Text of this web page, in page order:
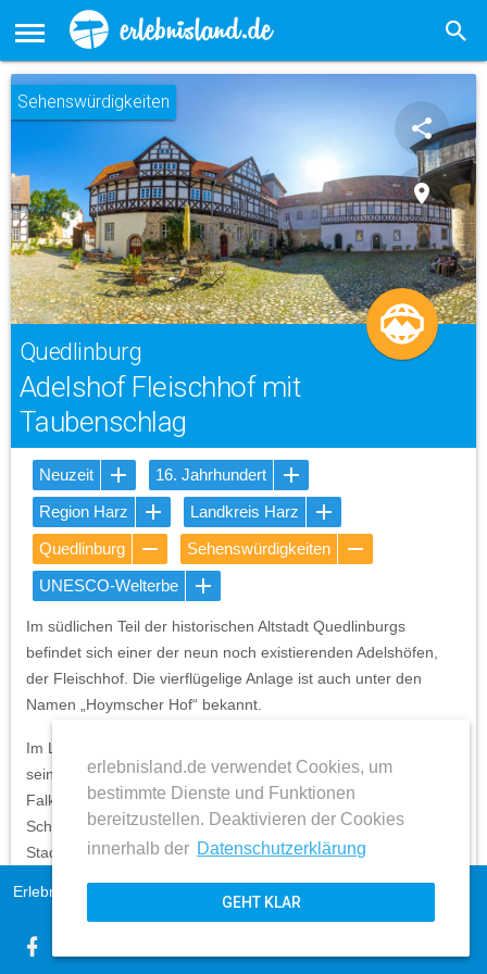
erlebnisland.de verwendet Cookies, um
bestimmte Dienste und Funktionen
bereitzustellen. Deaktivieren der Cookies
innerhalb der Datenschutzerklärung
GEHT KLAR
Sehenswürdigkeiten
Quedlinburg
Adelshof Fleischhof mit
Taubenschlag
share
place
Neuzeit
16. Jahrhundert
Region Harz
Landkreis Harz
Quedlinburg
Sehenswürdigkeiten
UNESCO-Welterbe
Im südlichen Teil der historischen Altstadt Quedlinburgs
befindet sich einer der neun noch existierenden Adelshöfen,
der Fleischhof. Die vierflügelige Anlage ist auch unter den
Namen „Hoymscher Hof“ bekannt.
Im Laufe der Jahrhunderte wechselte der Fleischhof häufig
seinen Besitzer. So eroberte 1224 Graf Hoyer II. von
Falkenstein die Stadt Quedlinburg und wurde deren neuer
Schutzvogt. Somit ging der auf der Südseite durch die
Stadtmauer begrenzte Hof in seinen Besitz über. 1238
Hof wechselte erneut seinen Besitzer. Fast 50 Jahre später
Stadt Quedlinburg, worunter sich auch der Adelshof –
Erlebnisland Sachsen-Anhalt
AGB